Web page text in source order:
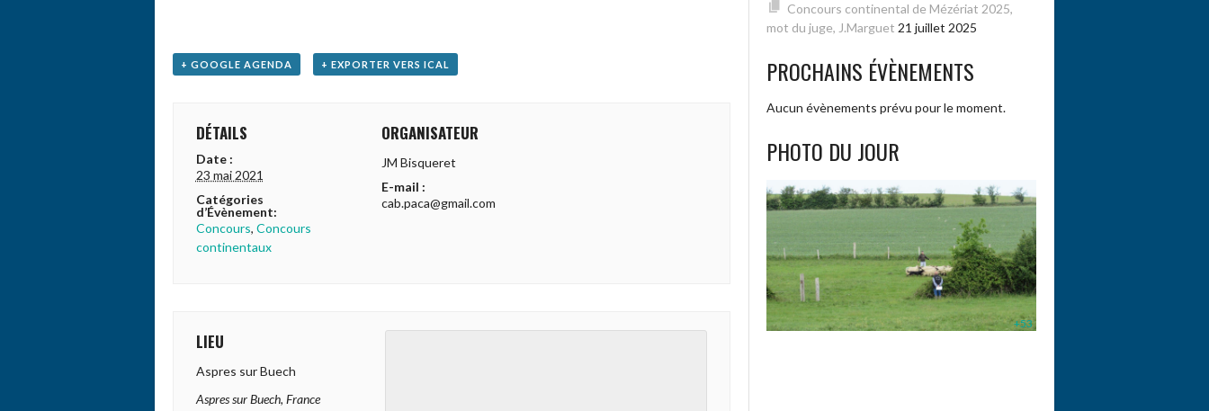
+ GOOGLE AGENDA + EXPORTER VERS ICAL
DÉTAILS
Date :
23 mai 2021
Catégories
d’Évènement:
Concours, Concours
continentaux
ORGANISATEUR
JM Bisqueret
E-mail :
cab.paca@gmail.com
LIEU
Aspres sur Buech
Aspres sur Buech, France
Concours continental de Mézériat 2025,
mot du juge, J.Marguet 21 juillet 2025
PROCHAINS ÉVÈNEMENTS
Aucun évènements prévu pour le moment.
PHOTO DU JOUR
+53